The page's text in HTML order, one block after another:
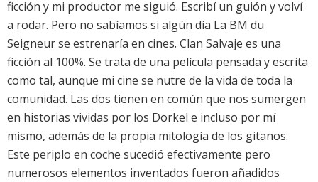
ficción y mi productor me siguió. Escribí un guión y volví
a rodar. Pero no sabíamos si algún día La BM du
Seigneur se estrenaría en cines. Clan Salvaje es una
ficción al 100%. Se trata de una película pensada y escrita
como tal, aunque mi cine se nutre de la vida de toda la
comunidad. Las dos tienen en común que nos sumergen
en historias vividas por los Dorkel e incluso por mí
mismo, además de la propia mitología de los gitanos.
Este periplo en coche sucedió efectivamente pero
numerosos elementos inventados fueron añadidos